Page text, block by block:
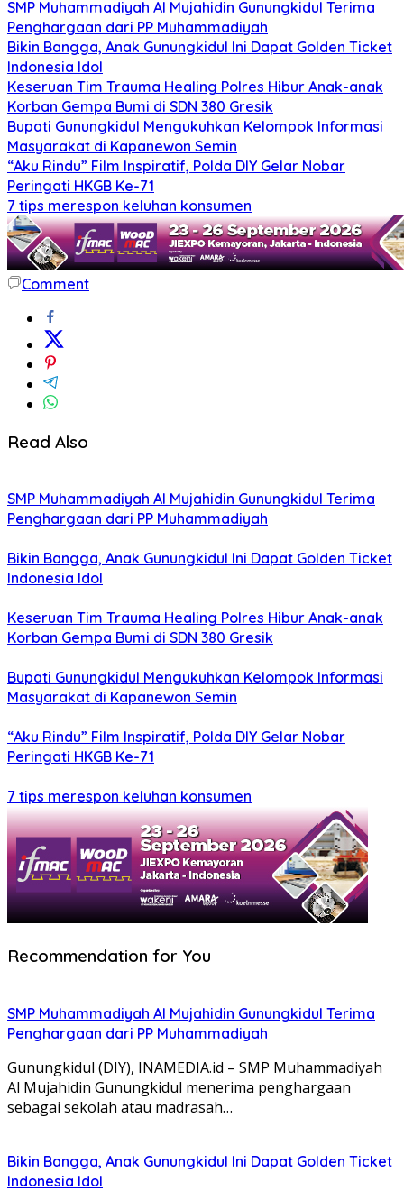
SMP Muhammadiyah Al Mujahidin Gunungkidul Terima
Penghargaan dari PP Muhammadiyah
Bikin Bangga, Anak Gunungkidul Ini Dapat Golden Ticket
Indonesia Idol
Keseruan Tim Trauma Healing Polres Hibur Anak-anak
Korban Gempa Bumi di SDN 380 Gresik
Bupati Gunungkidul Mengukuhkan Kelompok Informasi
Masyarakat di Kapanewon Semin
“Aku Rindu” Film Inspiratif, Polda DIY Gelar Nobar
Peringati HKGB Ke-71
7 tips merespon keluhan konsumen
Comment
Read Also
SMP Muhammadiyah Al Mujahidin Gunungkidul Terima
Penghargaan dari PP Muhammadiyah
Bikin Bangga, Anak Gunungkidul Ini Dapat Golden Ticket
Indonesia Idol
Keseruan Tim Trauma Healing Polres Hibur Anak-anak
Korban Gempa Bumi di SDN 380 Gresik
Bupati Gunungkidul Mengukuhkan Kelompok Informasi
Masyarakat di Kapanewon Semin
“Aku Rindu” Film Inspiratif, Polda DIY Gelar Nobar
Peringati HKGB Ke-71
7 tips merespon keluhan konsumen
Recommendation for You
SMP Muhammadiyah Al Mujahidin Gunungkidul Terima
Penghargaan dari PP Muhammadiyah
Gunungkidul (DIY), INAMEDIA.id – SMP Muhammadiyah
Al Mujahidin Gunungkidul menerima penghargaan
sebagai sekolah atau madrasah…
Bikin Bangga, Anak Gunungkidul Ini Dapat Golden Ticket
Indonesia Idol